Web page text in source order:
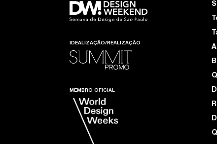
IDEALIZAÇÃO/REALIZAÇÃO
MEMBRO OFICIAL